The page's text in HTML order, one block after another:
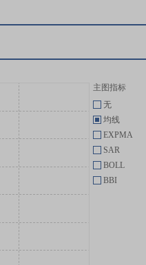
主图指标
无
均线
EXPMA
SAR
BOLL
BBI